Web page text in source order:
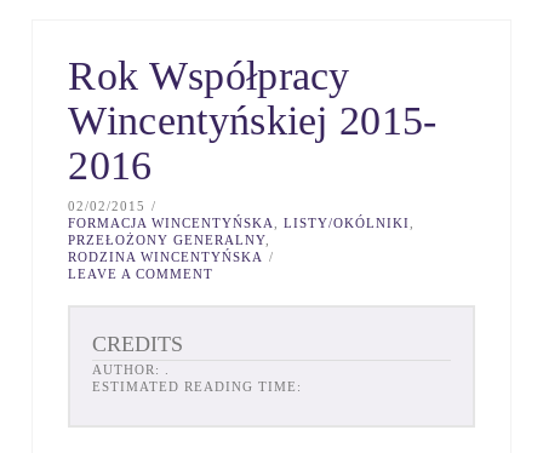
Rok Współpracy
Wincentyńskiej 2015-
2016
02/02/2015
FORMACJA WINCENTYŃSKA
,LISTY/OKÓLNIKI
PRZEŁOŻONY GENERALNY
RODZINA WINCENTYŃSKA
LEAVE A COMMENT
CREDITS
AUTHOR:
ESTIMATED READING TIME: